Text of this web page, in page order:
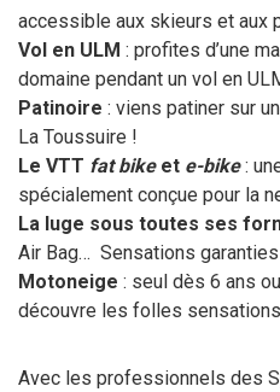
accessible aux skieurs et aux
Vol en ULM : profites d’une
domaine pendant un vol en
Patinoire : viens patiner sur
La Toussuire !
Le VTT fat bike et e-bike:
spécialement conçue pour la
La luge sous toutes ses
Air Bag… Sensations
Motoneige : seul dès 6 ans
découvre les folles
Avec les professionnels des